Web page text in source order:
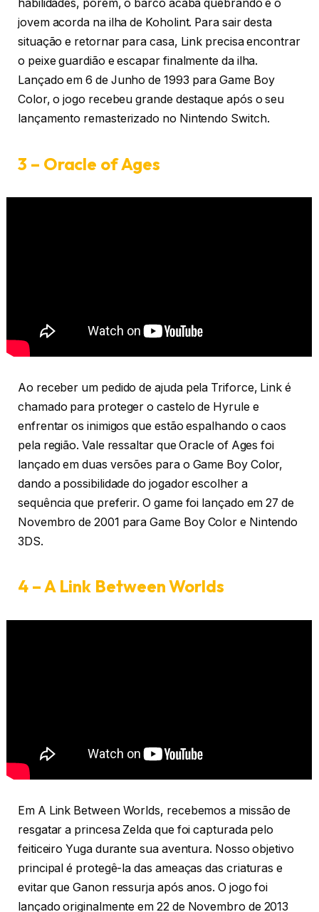
habilidades, porém, o barco acaba quebrando e o
jovem acorda na ilha de Koholint. Para sair desta
situação e retornar para casa, Link precisa encontrar
o peixe guardião e escapar finalmente da ilha.
Lançado em 6 de Junho de 1993 para Game Boy
Color, o jogo recebeu grande destaque após o seu
lançamento remasterizado no Nintendo Switch.
3 – Oracle of Ages
Ao receber um pedido de ajuda pela Triforce, Link é
chamado para proteger o castelo de Hyrule e
enfrentar os inimigos que estão espalhando o caos
pela região. Vale ressaltar que Oracle of Ages foi
lançado em duas versões para o Game Boy Color,
dando a possibilidade do jogador escolher a
sequência que preferir. O game foi lançado em 27 de
Novembro de 2001 para Game Boy Color e Nintendo
3DS.
4 – A Link Between Worlds
Em A Link Between Worlds, recebemos a missão de
resgatar a princesa Zelda que foi capturada pelo
feiticeiro Yuga durante sua aventura. Nosso objetivo
principal é protegê-la das ameaças das criaturas e
evitar que Ganon ressurja após anos. O jogo foi
lançado originalmente em 22 de Novembro de 2013